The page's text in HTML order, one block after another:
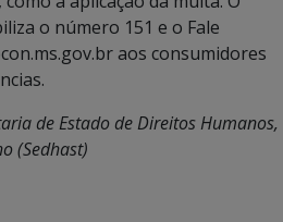
o número 151 e o Fale
aos consumidores
de Estado de Direitos Humanos,
(Sedhast)